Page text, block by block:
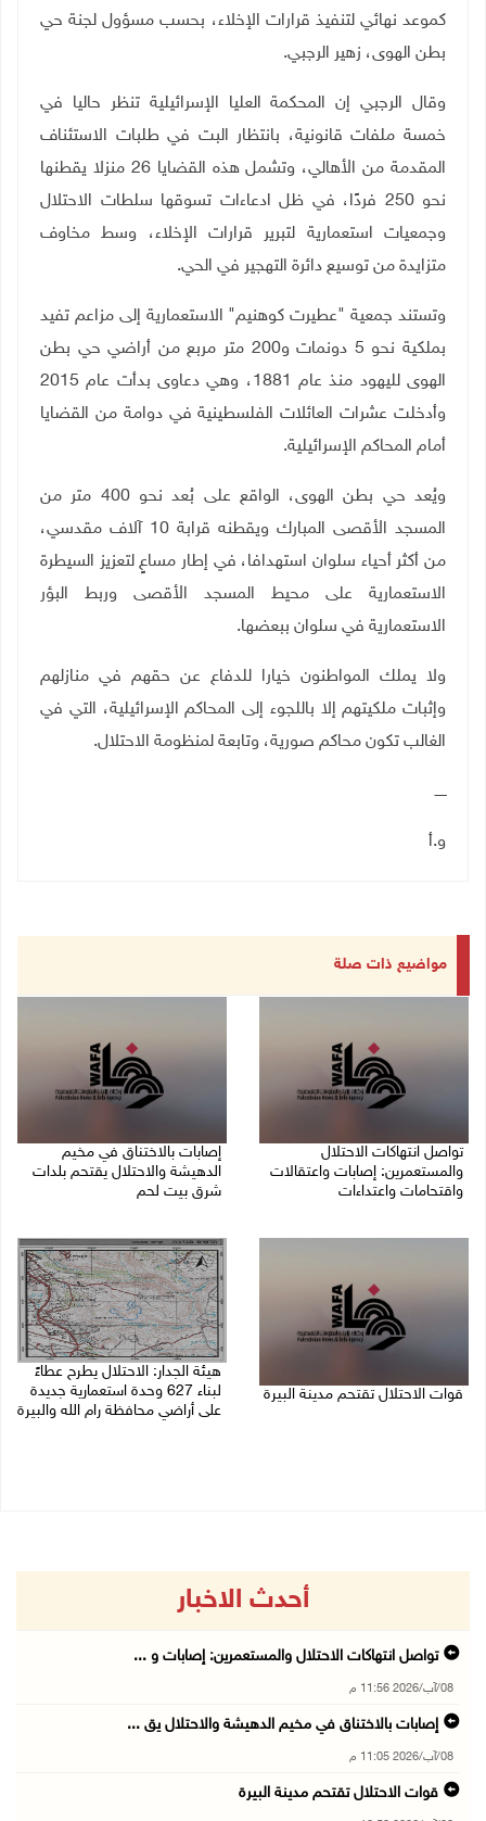
كموعد نهائي لتنفيذ قرارات الإخلاء، بحسب مسؤول لجنة حي
بطن الهوى، زهير الرجبي.
وقال الرجبي إن المحكمة العليا الإسرائيلية تنظر حاليا في
خمسة ملفات قانونية، بانتظار البت في طلبات الاستئناف
المقدمة من الأهالي، وتشمل هذه القضايا 26 منزلا يقطنها
نحو 250 فردًا، في ظل ادعاءات تسوقها سلطات الاحتلال
وجمعيات استعمارية لتبرير قرارات الإخلاء، وسط مخاوف
متزايدة من توسيع دائرة التهجير في الحي.
وتستند جمعية "عطيرت كوهنيم" الاستعمارية إلى مزاعم تفيد
بملكية نحو 5 دونمات و200 متر مربع من أراضي حي بطن
الهوى لليهود منذ عام 1881، وهي دعاوى بدأت عام 2015
وأدخلت عشرات العائلات الفلسطينية في دوامة من القضايا
أمام المحاكم الإسرائيلية.
ويُعد حي بطن الهوى، الواقع على بُعد نحو 400 متر من
المسجد الأقصى المبارك ويقطنه قرابة 10 آلاف مقدسي،
من أكثر أحياء سلوان استهدافا، في إطار مساعٍ لتعزيز السيطرة
الاستعمارية على محيط المسجد الأقصى وربط البؤر
الاستعمارية في سلوان ببعضها.
ولا يملك المواطنون خيارا للدفاع عن حقهم في منازلهم
وإثبات ملكيتهم إلا باللجوء إلى المحاكم الإسرائيلية، التي في
الغالب تكون محاكم صورية، وتابعة لمنظومة الاحتلال.
ـــــ
و.أ
مواضيع ذات صلة
تواصل انتهاكات الاحتلال
والمستعمرين: إصابات واعتقالات
واقتحامات واعتداءات
إصابات بالاختناق في مخيم
الدهيشة والاحتلال يقتحم بلدات
شرق بيت لحم
قوات الاحتلال تقتحم مدينة البيرة
هيئة الجدار: الاحتلال يطرح عطاءً
لبناء 627 وحدة استعمارية جديدة
على أراضي محافظة رام الله والبيرة
أحدث الاخبار
تواصل انتهاكات الاحتلال والمستعمرين: إصابات و ...
08/آب/2026 11:56 م
إصابات بالاختناق في مخيم الدهيشة والاحتلال يق ...
08/آب/2026 11:05 م
قوات الاحتلال تقتحم مدينة البيرة